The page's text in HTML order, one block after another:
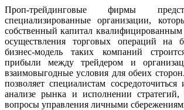
Проп-трейдинговые фирмы
специализированные организации,
собственный капитал квалифицированным
осуществления торговых операций на
бизнес-модель таких компаний
прибыли между трейдером и
взаимовыгодные условия для обеих
позволяет специалистам
анализе рынка и исполнении стратегий,
вопросы управления личными